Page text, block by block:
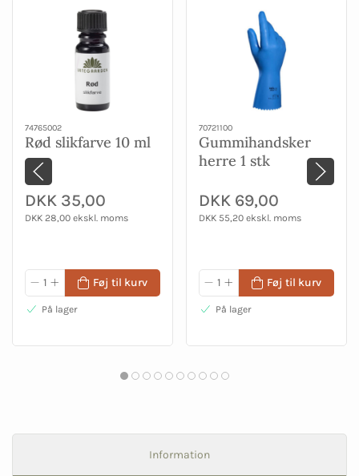
74765002
Rød slikfarve 10 ml
DKK 35,00
DKK 28,00 ekskl. moms
Føj til kurv
På lager
70721100
Gummihandsker
herre 1 stk
DKK 69,00
DKK 55,20 ekskl. moms
Føj til kurv
På lager
Information